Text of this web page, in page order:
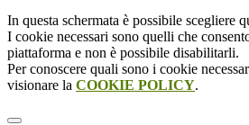
In questa schermata è possibile scegliere
I cookie necessari sono quelli che
piattaforma e non è possibile disabilitarli.
Per conoscere quali sono i cookie
visionare la COOKIE POLICY.